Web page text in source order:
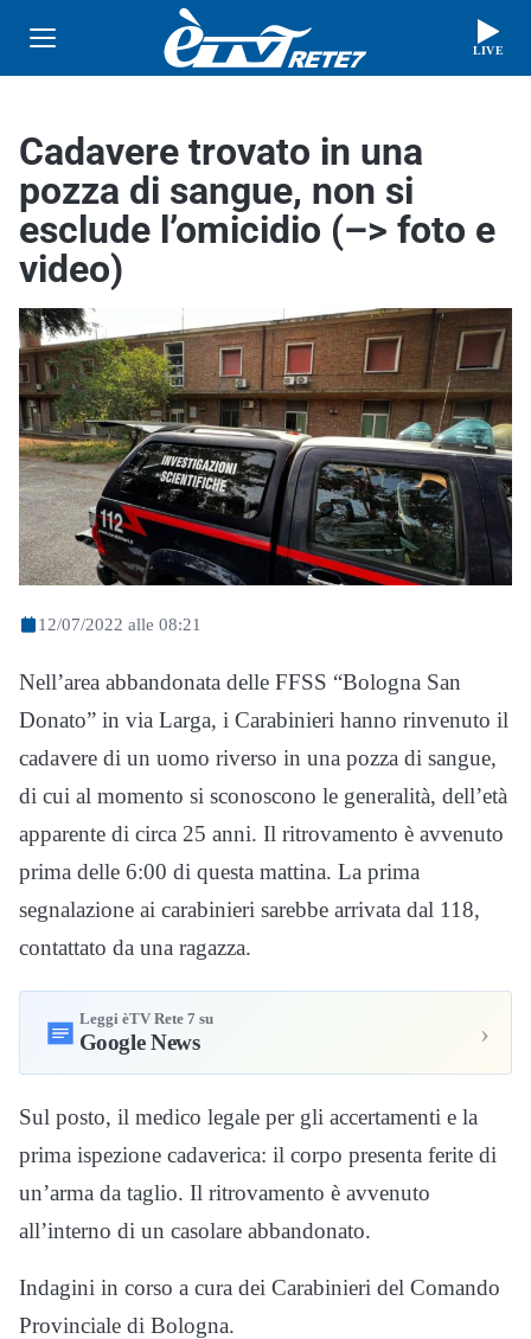
LIVE
Cadavere trovato in una
pozza di sangue, non si
esclude l’omicidio (–> foto e
video)
12/07/2022 alle 08:21
Nell’area abbandonata delle FFSS “Bologna San
Donato” in via Larga, i Carabinieri hanno rinvenuto il
cadavere di un uomo riverso in una pozza di sangue,
di cui al momento si sconoscono le generalità, dell’età
apparente di circa 25 anni. Il ritrovamento è avvenuto
prima delle 6:00 di questa mattina. La prima
segnalazione ai carabinieri sarebbe arrivata dal 118,
contattato da una ragazza.
Leggi èTV Rete 7 su
Google News ›
Sul posto, il medico legale per gli accertamenti e la
prima ispezione cadaverica: il corpo presenta ferite di
un’arma da taglio. Il ritrovamento è avvenuto
all’interno di un casolare abbandonato.
Indagini in corso a cura dei Carabinieri del Comando
Provinciale di Bologna.